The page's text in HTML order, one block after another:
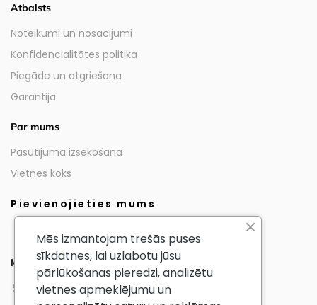
Atbalsts
Noteikumi un nosacījumi
Konfidencialitātes politika
Piegāde un atgriešana
Garantija
Par mums
Pasūtījuma izsekošana
Vietnes koks
Pievienojieties mums
Mūsu partneri
Mēs izmantojam trešās puses
sīkdatnes, lai uzlabotu jūsu
pārlūkošanas pieredzi, analizētu
vietnes apmeklējumu un